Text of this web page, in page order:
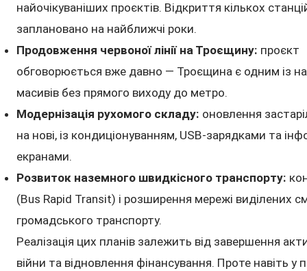
найочікуваніших проєктів. Відкриття кількох
заплановано на найближчі роки.
Продовження червоної лінії на Троєщину: проєкт
обговорюється вже давно — Троєщина є одним із
масивів без прямого виходу до метро.
Модернізація рухомого складу: оновлення
на нові, із кондиціонуванням, USB-зарядками та
екранами.
Розвиток наземного швидкісного транспорту:
(Bus Rapid Transit) і розширення мережі виділених
громадського транспорту.
Реалізація цих планів залежить від завершення
війни та відновлення фінансування. Проте навіть у